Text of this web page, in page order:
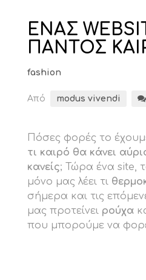
ΕΝΑΣ
ΠΑΝΤΟΣ
fashion
Από modus vivendi
Πόσες φορές το
τι καιρό θα κάνει
κανείς; Τώρα ένα site,
μόνο μας λέει τι
σήμερα και τις
μας προτείνει ρούχα
που μπορούμε να